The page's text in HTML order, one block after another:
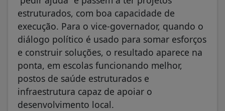
estruturados, com boa capacidade de
execução. Para o vice-governador, quando o
diálogo político é usado para somar esforços
e construir soluções, o resultado aparece na
ponta, em escolas funcionando melhor,
postos de saúde estruturados e
infraestrutura capaz de apoiar o
desenvolvimento local.